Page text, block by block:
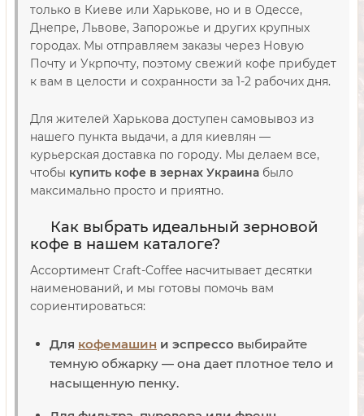
только в Киеве или Харькове, но и в Одессе,
Днепре, Львове, Запорожье и других крупных
городах. Мы отправляем заказы через Новую
Почту и Укрпочту, поэтому свежий кофе прибудет
к вам в целости и сохранности за 1-2 рабочих дня.
Для жителей Харькова доступен самовывоз из
нашего пункта выдачи, а для киевлян —
курьерская доставка по городу. Мы делаем все,
чтобы купить кофе в зернах Украина было
максимально просто и приятно.
Как выбрать идеальный зерновой
кофе в нашем каталоге?
Ассортимент Craft-Coffee насчитывает десятки
наименований, и мы готовы помочь вам
сориентироваться:
Для кофемашин и эспрессо выбирайте
темную обжарку — она дает плотное тело и
насыщенную пенку.